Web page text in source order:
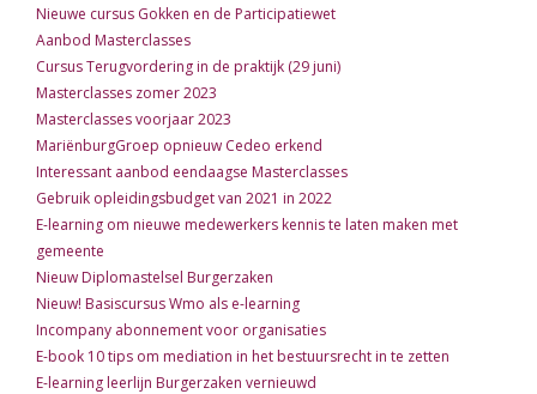
Nieuwe cursus Gokken en de Participatiewet
Aanbod Masterclasses
Cursus Terugvordering in de praktijk (29 juni)
Masterclasses zomer 2023
Masterclasses voorjaar 2023
MariënburgGroep opnieuw Cedeo erkend
Interessant aanbod eendaagse Masterclasses
Gebruik opleidingsbudget van 2021 in 2022
E-learning om nieuwe medewerkers kennis te laten maken met
gemeente
Nieuw Diplomastelsel Burgerzaken
Nieuw! Basiscursus Wmo als e-learning
Incompany abonnement voor organisaties
E-book 10 tips om mediation in het bestuursrecht in te zetten
E-learning leerlijn Burgerzaken vernieuwd